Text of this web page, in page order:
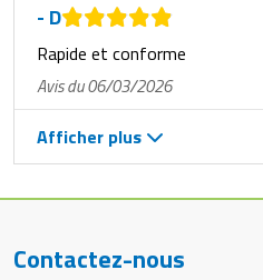
- D
Rapide et conforme
Avis du 06/03/2026
Afficher plus
Contactez-nous